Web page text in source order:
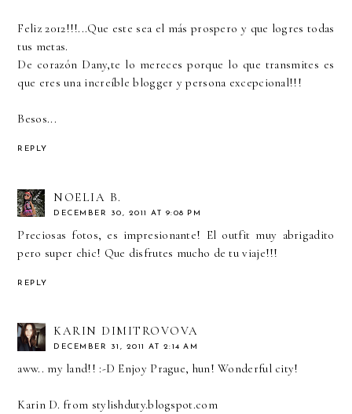
Feliz 2012!!!...Que este sea el más prospero y que logres todas
tus metas.
De corazón Dany,te lo mereces porque lo que transmites es
que eres una increíble blogger y persona excepcional!!!
Besos...
REPLY
NOELIA B.
DECEMBER 30, 2011 AT 9:08 PM
Preciosas fotos, es impresionante! El outfit muy abrigadito
pero super chic! Que disfrutes mucho de tu viaje!!!
REPLY
KARIN DIMITROVOVA
DECEMBER 31, 2011 AT 2:14 AM
aww.. my land!! :-D Enjoy Prague, hun! Wonderful city!
Karin D. from stylishduty.blogspot.com